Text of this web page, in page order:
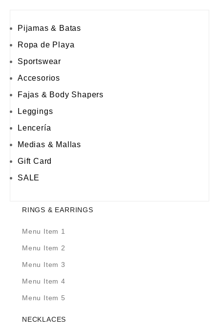
Pijamas & Batas
Ropa de Playa
Sportswear
Accesorios
Fajas & Body Shapers
Leggings
Lencería
Medias & Mallas
Gift Card
SALE
RINGS & EARRINGS
Menu Item 1
Menu Item 2
Menu Item 3
Menu Item 4
Menu Item 5
NECKLACES